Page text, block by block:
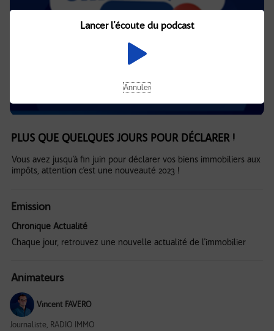
PLUS QUE QUELQUES JOURS POUR DÉCLARER !
Vous avez jusqu’à fin juin pour déclarer vos biens immobiliers aux
impôts, attention c’est une nouveauté 2023 !
Emission
Chronique Actualité
Chaque jour, retrouvez une nouvelle actualité de l'immobilier
Animateurs
Vincent FAVERO
Journaliste, RADIO IMMO
Lancer l'écoute du podcast
Annuler